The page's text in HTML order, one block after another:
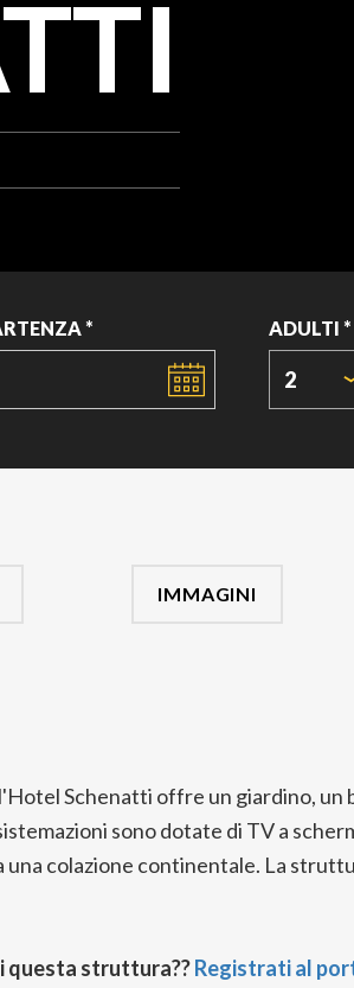
* ADULTI *
2
IMMAGINI
Schenatti offre un giardino, un
sono dotate di TV a
colazione continentale. La
questa struttura??Registrati al